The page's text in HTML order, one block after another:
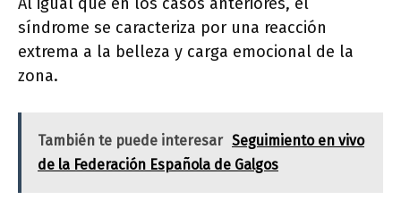
síndrome se caracteriza por una reacción
extrema a la belleza y carga emocional de la
zona.
También te puede interesar Seguimiento en vivo
de la Federación Española de Galgos